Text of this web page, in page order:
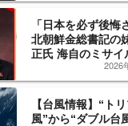
「日本を必ず後悔
北朝鮮金総書記の
正氏 海自のミサイ
2026
【台風情報】“ト
風”から“ダブル台